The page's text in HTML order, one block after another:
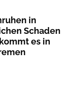
in
Schaden
es in